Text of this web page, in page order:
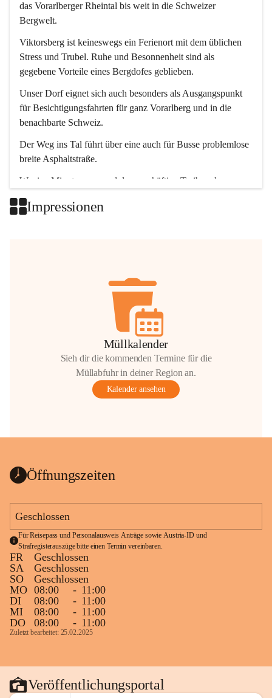
das Vorarlberger Rheintal bis weit in die Schweizer
Bergwelt.
Viktorsberg ist keineswegs ein Ferienort mit dem üblichen
Stress und Trubel. Ruhe und Besonnenheit sind als
gegebene Vorteile eines Bergdofes geblieben.
Unser Dorf eignet sich auch besonders als Ausgangspunkt
für Besichtigungsfahrten für ganz Vorarlberg und in die
benachbarte Schweiz.
Der Weg ins Tal führt über eine auch für Busse problemlose
breite Asphaltstraße.
Wenige Minuten nur, und das geschäftige Treiben der
Impressionen
Müllkalender
Sieh dir die kommenden Termine für die
Müllabfuhr in deiner Region an.
Kalender ansehen
Öffnungszeiten
Geschlossen
Für Reisepass und Personalausweis Anträge sowie Austria-ID und
Strafregisterauszüge bitte einen Termin vereinbaren.
FR
Geschlossen
SA
Geschlossen
SO
Geschlossen
MO 08:00 - 11:00
DI
08:00 - 11:00
MI
08:00 - 11:00
DO
08:00 - 11:00
Zuletzt bearbeitet: 25.02.2025
Veröffentlichungsportal